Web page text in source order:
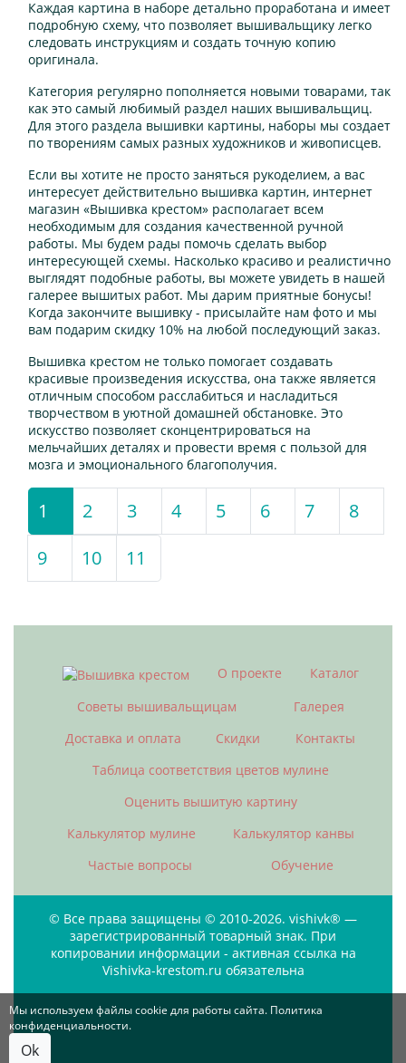
Каждая картина в наборе детально проработана и имеет
подробную схему, что позволяет вышивальщику легко
следовать инструкциям и создать точную копию
оригинала.
Категория регулярно пополняется новыми товарами, так
как это самый любимый раздел наших вышивальщиц.
Для этого раздела вышивки картины, наборы мы создает
по творениям самых разных художников и живописцев.
Если вы хотите не просто заняться рукоделием, а вас
интересует действительно вышивка картин, интернет
магазин «Вышивка крестом» располагает всем
необходимым для создания качественной ручной
работы. Мы будем рады помочь сделать выбор
интересующей схемы. Насколько красиво и реалистично
выглядят подобные работы, вы можете увидеть в нашей
галерее вышитых работ. Мы дарим приятные бонусы!
Когда закончите вышивку - присылайте нам фото и мы
вам подарим скидку 10% на любой последующий заказ.
Вышивка крестом не только помогает создавать
красивые произведения искусства, она также является
отличным способом расслабиться и насладиться
творчеством в уютной домашней обстановке. Это
искусство позволяет сконцентрироваться на
мельчайших деталях и провести время с пользой для
мозга и эмоционального благополучия.
1 (current)
2 3 4 5 6 7
8
9
10 11
О проекте
Каталог
Советы вышивальщицам
Галерея
Доставка и оплата
Скидки
Контакты
Таблица соответствия цветов мулине
Оценить вышитую картину
Калькулятор мулине
Калькулятор канвы
Частые вопросы
Обучение
© Все права защищены © 2010-2026. vishivk® —
зарегистрированный товарный знак. При
копировании информации - активная ссылка на
Vishivka-krestom.ru обязательна
Мы используем файлы cookie для работы сайта. Политика
конфиденциальности.
Ok